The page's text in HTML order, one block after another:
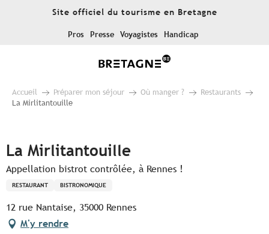
Site officiel du tourisme en Bretagne
Pros Presse Voyagistes Handicap
Accueil Préparer mon séjour Où manger ?
Restaurants
La Mirlitantouille
La Mirlitantouille
Appellation bistrot contrôlée, à Rennes !
RESTAURANT BISTRONOMIQUE
12 rue Nantaise, 35000 Rennes
M'y rendre